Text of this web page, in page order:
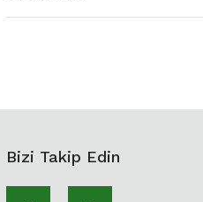
Bizi Takip Edin